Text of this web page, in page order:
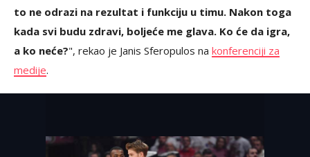
to ne odrazi na rezultat i funkciju u timu. Nakon toga
kada svi budu zdravi, boljeće me glava. Ko će da igra,
a ko neće?", rekao je Janis Sferopulos na konferenciji za
medije.